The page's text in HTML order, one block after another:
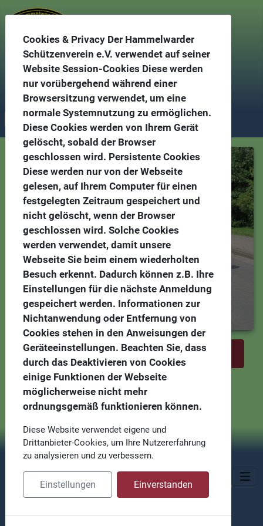
Hammelwarder Schützenverein gegr. 1883
Cookies & Privacy Der Hammelwarder
Schützenverein e.V. verwendet auf seiner
Website Session-Cookies Diese werden
nur vorübergehend während einer
Browsersitzung verwendet, um eine
normale Systemnutzung zu ermöglichen.
Diese Cookies werden von Ihrem Gerät
gelöscht, sobald der Browser
geschlossen wird. Persistente Cookies
Diese werden nur von der Webseite
gelesen, auf Ihrem Computer für einen
festgelegten Zeitraum gespeichert und
nicht gelöscht, wenn der Browser
geschlossen wird. Solche Cookies
werden verwendet, damit unsere
Webseite Sie beim einem wiederholten
Besuch erkennt. Dadurch können z.B. Ihre
Einstellungen für die nächste Anmeldung
gespeichert werden. Informationen zur
Nichtanwendung oder Entfernung von
Cookies stehen in den Anweisungen der
Geräteeinstellungen. Beachten Sie, dass
durch das Deaktivieren von Cookies
einige Funktionen der Webseite
möglicherweise nicht mehr
ordnungsgemäß funktionieren können.
Diese Website verwendet eigene und
Drittanbieter-Cookies, um Ihre Nutzererfahrung
zu analysieren und zu verbessern.
Einstellungen Einverstanden
Previous Next
Copyright by
Hammelwarder Schützenverein e.V. gegr 1883
Gustav-Heinemann-Straße 6, 26919 Brake (Unterweser)